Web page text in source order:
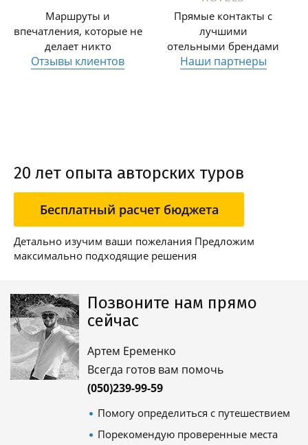
Маршруты и
впечатления, которые не
делает никто
Отзывы клиентов
Прямые контакты с
лучшими
отельными брендами
Наши партнеры
20 лет опыта авторских туров
Бесплатный расчет бюджета
Детально изучим ваши пожелания Предложим
максимально подходящие решения
Позвоните нам прямо
сейчас
Артем Еременко
Всегда готов вам помочь
(050)239-99-59
Помогу определиться с путешествием
Порекомендую проверенные места